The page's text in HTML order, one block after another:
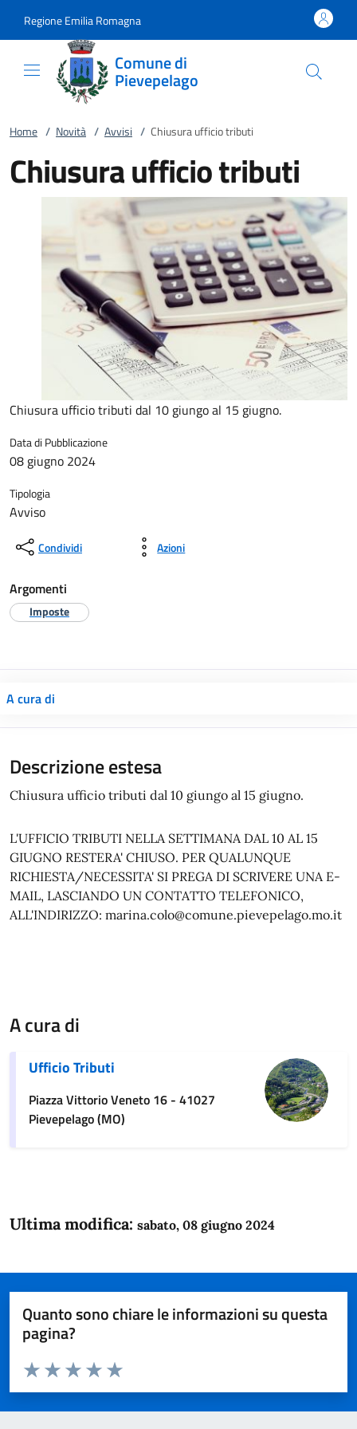
Regione Emilia Romagna
Comune di
Pievepelago
Home / Novità / Avvisi / Chiusura ufficio tributi
Chiusura ufficio tributi
Chiusura ufficio tributi dal 10 giungo al 15 giugno.
Data di Pubblicazione
08 giugno 2024
Tipologia
Avviso
Condividi Azioni
Argomenti
Imposte
A cura di
Descrizione estesa
Chiusura ufficio tributi dal 10 giungo al 15 giugno.
L'UFFICIO TRIBUTI NELLA SETTIMANA DAL 10 AL 15
GIUGNO RESTERA' CHIUSO. PER QUALUNQUE
RICHIESTA/NECESSITA' SI PREGA DI SCRIVERE UNA E-
MAIL, LASCIANDO UN CONTATTO TELEFONICO,
ALL'INDIRIZZO: marina.colo@comune.pievepelago.mo.it
A cura di
Ufficio Tributi
Piazza Vittorio Veneto 16 - 41027
Pievepelago (MO)
Ultima modifica: sabato, 08 giugno 2024
Quanto sono chiare le informazioni su questa
pagina?
Domanda
Valuta da 1 a 5 stelle la pagina
Valuta 5 stelle su 5
Valuta 4 stelle su 5
Valuta 3 stelle su 5
Valuta 2 stelle su 5
Valuta 1 stelle su 5